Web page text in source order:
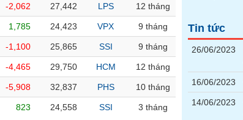
-2,062 27,442 LPS 12 tháng
1,785 24,423 VPX 9 tháng
-1,100 25,865 SSI 9 tháng
-4,465 29,750 HCM 12 tháng
-5,908 32,837 PHS 10 tháng
823 24,558 SSI 3 tháng
Tin tức
26/06/2023
16/06/2023
14/06/2023